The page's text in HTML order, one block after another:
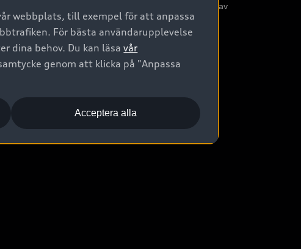
2G/3G nätet stängs ned - Hur påverkas min bil av
detta?
webbplats, till exempel för att anpassa
För bästa användarupplevelse
dina behov. Du kan läsavår
genom att klicka på "Anpassa
Acceptera alla